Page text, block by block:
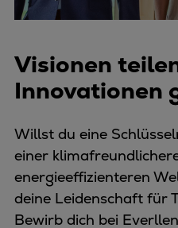
Visionen
Innovationen
Willst du eine
einer
energieeffizienteren
deine Leidenschaft für
Bewirb dich bei